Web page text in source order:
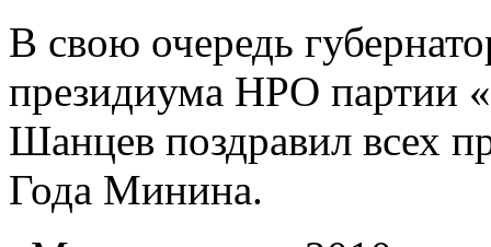
В свою очередь
президиума НРО партии
Шанцев поздравил всех
Года Минина.